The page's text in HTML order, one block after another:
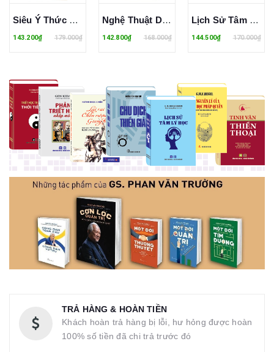
Siêu Ý Thức – Sức Mạnh Dẫn Lối Thành Công
143.200₫ 179.000₫
Nghệ Thuật Du Ngoạn - Alain de Botton
142.800₫ 168.000₫
Lịch Sử Tâm Lý Học
144.500₫ 170.000₫
TRẢ HÀNG & HOÀN TIỀN
Khách hoàn trả hàng bị lỗi, hư hỏng được hoàn
100% số tiền đã chi trả trước đó